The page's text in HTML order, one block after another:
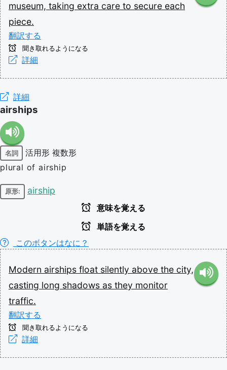
museum, taking extra care to secure each
piece.
翻訳する
聞き取れるようになる
詳細
詳細
airships
名詞 活用形 複数形
plural of airship
原形: airship
意味を覚える
単語を覚える
このボタンはなに？
Modern airships float silently above the city,
casting long shadows as they monitor
traffic.
翻訳する
聞き取れるようになる
詳細